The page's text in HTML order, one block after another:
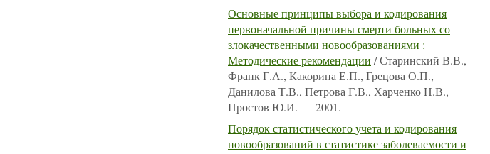
Основные принципы выбора и кодирования
первоначальной причины смерти больных со
злокачественными новообразованиями :
Методические рекомендации / Старинский В.В.,
Франк Г.А., Какорина Е.П., Грецова О.П.,
Данилова Т.В., Петрова Г.В., Харченко Н.В.,
Простов Ю.И. — 2001.
Порядок статистического учета и кодирования
новообразований в статистике заболеваемости и